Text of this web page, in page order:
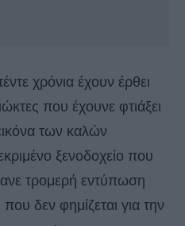
χρόνια έχουν έρθει
που έχουνε φτιάξει
των καλών
ξενοδοχείο που
τρομερή εντύπωση
που δεν φημίζεται για την